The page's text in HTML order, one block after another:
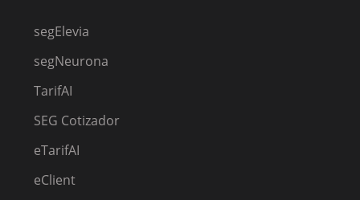
segElevia
segNeurona
TarifAI
SEG Cotizador
eTarifAI
eClient